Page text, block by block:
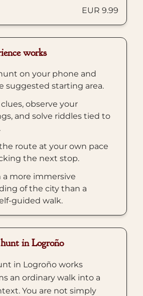
EUR 9.99
works
on your phone and
suggested starting area.
observe your
and solve riddles tied to
route at your own pace
the next stop.
a more immersive
of the city than a
guided walk.
in Logroño
in Logroño works
an ordinary walk into a
You are not simply